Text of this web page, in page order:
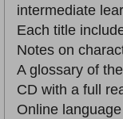
intermediate
Each title
Notes on
A glossary of
CD with a full
Online